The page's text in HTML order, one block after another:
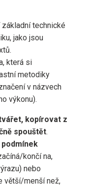
technické
jako jsou
která si
metodiky
v názvech
výkonu).
kopírovat z
spouštět.
končí na,
nebo
větší/menší než,